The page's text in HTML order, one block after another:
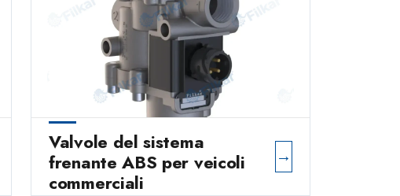
Valvole del sistema
frenante ABS per veicoli
commerciali
→